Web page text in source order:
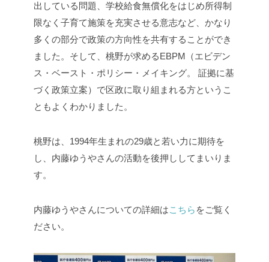
出している問題、学校給食無償化をはじめ所得制
限なく子育て施策を充実させる意志など、かなり
多くの部分で政策の方向性を共有することができ
ました。そして、桃野が求めるEBPM（エビデン
ス・ベースト・ポリシー・メイキング。 証拠に基
づく政策立案）で区政に取り組まれる方というこ
ともよくわかりました。
桃野は、1994年生まれの29歳と若い力に期待を
し、内藤ゆうやさんの活動を後押ししてまいりま
す。
内藤ゆうやさんについての詳細はこちら をご覧く
ださい。